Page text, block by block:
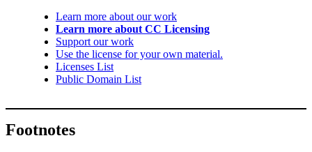
Learn more about our work
Learn more about CC Licensing
Support our work
Use the license for your own material.
Licenses List
Public Domain List
Footnotes